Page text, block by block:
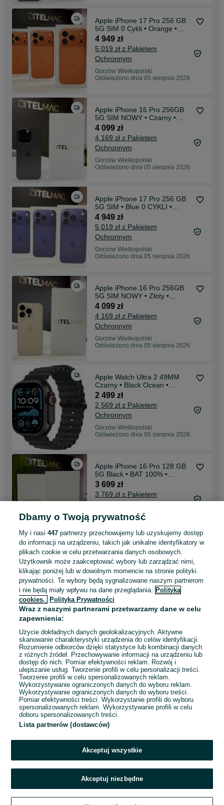
Apple iPhone 17 Pro 256 GB
5G SIM 0 Cykli • Orange •
Gwarancja • Raty 0%
4 949 zł
5 019 zł z Pakietem
Ochronnym
Gorzów Wielkopolski
Odświeżono dnia 05 sierpnia 2026
Apple iPhone 16 Pro 256GB
5G SIM NOWY • Czarny •
Gwarancja • Raty 0%
4 099 zł
4 169 zł z Pakietem
Ochronnym
Gorzów Wielkopolski
Odświeżono dnia 05 sierpnia 2026
Apple iPhone 17 Pro 256 GB
5G SIM • Blue 0 CYKLI •
GWARANCJA • Raty 0%
4 949 zł
5 019 zł z Pakietem
Ochronnym
Gorzów Wielkopolski
Odświeżono dnia 05 sierpnia 2026
Apple iPhone 16 Pro 256GB
5G SIM NOWY • Złoty •
Gwarancja • Raty 0%
4 099 zł
4 169 zł z Pakietem
Ochronnym
Gorzów Wielkopolski
Odświeżono dnia 05 sierpnia 2026
Apple Watch Ultra 2 49MM
Czarny • Black Ocean •
Gwarancja • Raty 0%
2 499 zł
2 569 zł z Pakietem
Ochronnym
Gorzów Wielkopolski
Odświeżono dnia 05 sierpnia 2026
Apple iPhone 16 Pro 128 GB
5G Black • BAT 100% •
Gwarancja 12M • Raty 0%
3 699 zł
3 769 zł z Pakietem
Gorzów Wielkopolski
Odświeżono dnia 05 sierpnia 2026
Apple iPhone 17 256 GB 5G
SIM • Blue • Gwarancja 0
CYKLI • Raty 0%
3 499 zł
3 569 zł z Pakietem
Ochronnym
Gorzów Wielkopolski
Odświeżono dnia 05 sierpnia 2026
1 2 3 4
Zadzwoń / SMS
Dbamy o Twoją prywatność
My i nasi447 partnerzy przechowujemy lub uzyskujemy dostęp
do informacji na urządzeniu, takich jak unikalne identyfikatory w
plikach cookie w celu przetwarzania danych osobowych.
Użytkownik może zaakceptować wybory lub zarządzać nimi,
klikając poniżej lub w dowolnym momencie na stronie polityki
prywatności. Te wybory będą sygnalizowane naszym partnerom
i nie będą miały wpływu na dane przeglądania. Polityka
cookies,
Polityka Prywatności
Wraz z naszymi partnerami przetwarzamy dane w celu
zapewnienia:
Użycie dokładnych danych geolokalizacyjnych. Aktywne
skanowanie charakterystyki urządzenia do celów identyfikacji.
Rozumienie odbiorców dzięki statystyce lub kombinacji danych
z różnych źródeł. Przechowywanie informacji na urządzeniu lub
dostęp do nich. Pomiar efektywności reklam. Rozwój i
ulepszanie usług. Tworzenie profili w celu personalizacji treści.
Tworzenie profili w celu spersonalizowanych reklam.
Wykorzystywanie ograniczonych danych do wyboru reklam.
Wykorzystywanie ograniczonych danych do wyboru treści.
Pomiar efektywności treści. Wykorzystanie profili do wyboru
spersonalizowanych reklam. Wykorzystywanie profili w celu
doboru spersonalizowanych treści.
Lista partnerów (dostawców)
Akceptuj wszystkie
Akceptuj niezbędne